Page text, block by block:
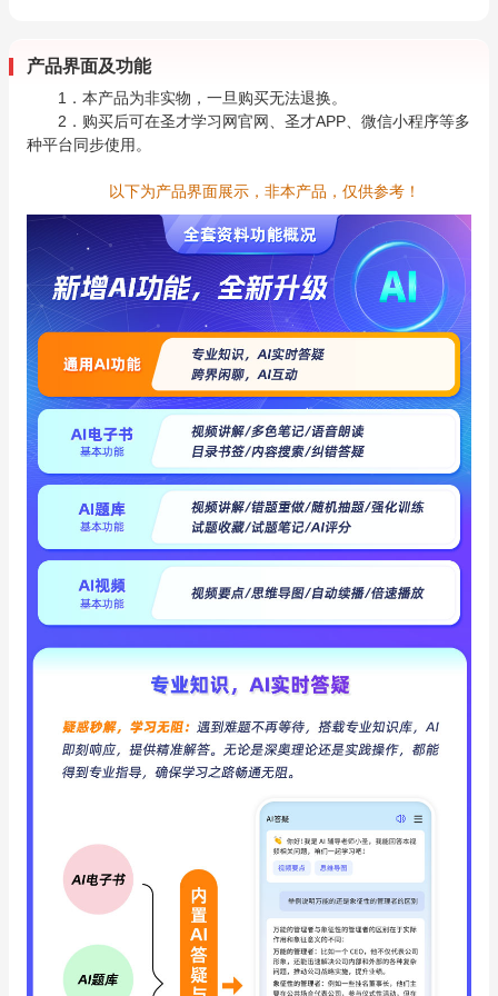
产品界面及功能
1．本产品为非实物，一旦购买无法退换。
2．购买后可在圣才学习网官网、圣才APP、微信小程序等多
种平台同步使用。
以下为产品界面展示，非本产品，仅供参考！